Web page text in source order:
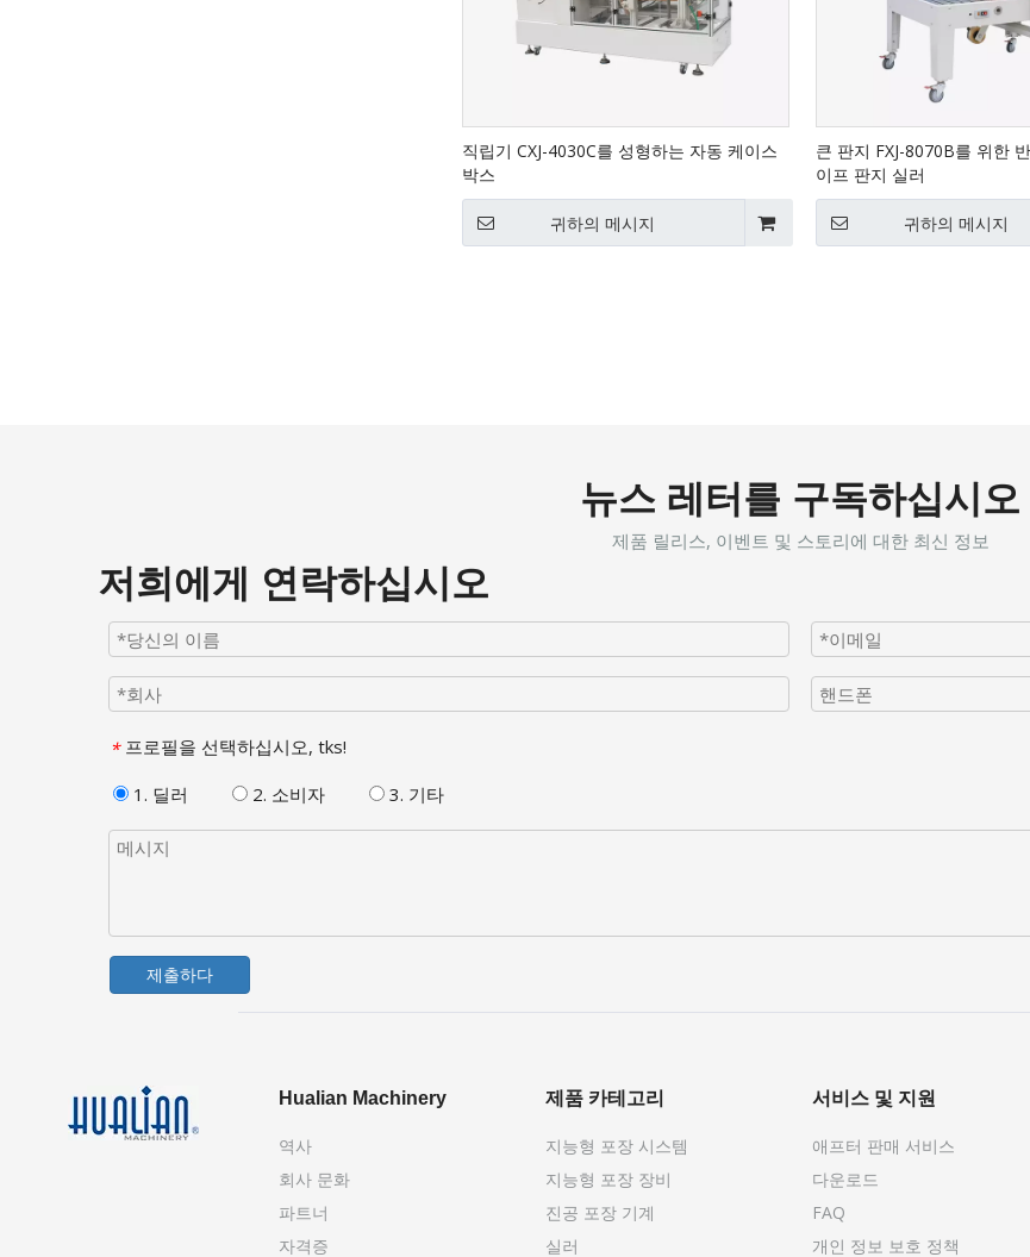
직립기 CXJ-4030C를 성형하는 자동 케이스
박스
귀하의 메시지
큰 판지 FXJ-8070B를 위한
이프 판지 실러
귀하의 메시지
뉴스 레터를 구독하십시오
제품 릴리스, 이벤트 및 스토리에 대한 최신 정보
저희에게 연락하십시오
* 프로필을 선택하십시오, tks!
1. 딜러
2. 소비자 3. 기타
제출하다
Hualian Machinery
역사
회사 문화
파트너
자격증
제품 카테고리
지능형 포장 시스템
지능형 포장 장비
진공 포장 기계
실러
서비스 및 지원
애프터 판매 서비스
다운로드
FAQ
개인 정보 보호 정책